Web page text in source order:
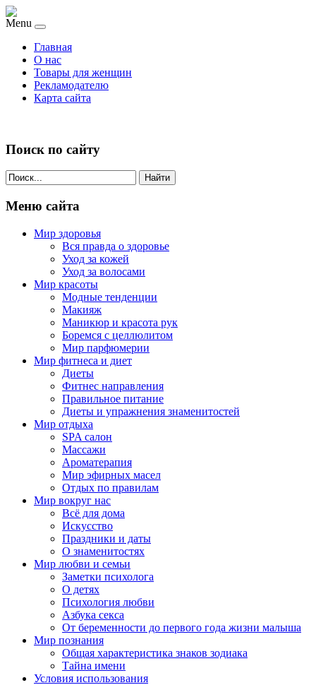
Menu
Главная
О нас
Товары для женщин
Рекламодателю
Карта сайта
Поиск по сайту
Найти
Меню сайта
Мир здоровья
Вся правда о здоровье
Уход за кожей
Уход за волосами
Мир красоты
Модные тенденции
Макияж
Маникюр и красота рук
Боремся с целлюлитом
Мир парфюмерии
Мир фитнеса и диет
Диеты
Фитнес направления
Правильное питание
Диеты и упражнения знаменитостей
Мир отдыха
SPA салон
Массажи
Ароматерапия
Мир эфирных масел
Отдых по правилам
Мир вокруг нас
Всё для дома
Искусство
Праздники и даты
О знаменитостях
Мир любви и семьи
Заметки психолога
О детях
Психология любви
Азбука секса
От беременности до первого года жизни малыша
Мир познания
Общая характеристика знаков зодиака
Тайна имени
Условия использования